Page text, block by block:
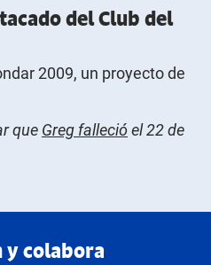
del Club del
2009, un proyecto de
que Greg fallecióel 22 de
y colabora